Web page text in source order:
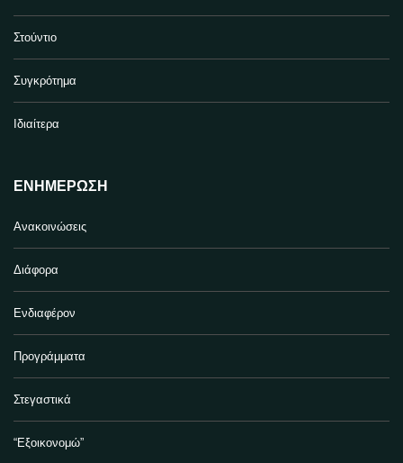
Στούντιο
Συγκρότημα
Ιδιαίτερα
ΕΝΗΜΈΡΩΣΗ
Ανακοινώσεις
Διάφορα
Ενδιαφέρον
Προγράμματα
Στεγαστικά
“Εξοικονομώ”